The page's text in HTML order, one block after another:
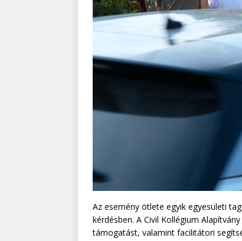
Az esemény ötlete egyik egyesületi
kérdésben. A Civil Kollégium
támogatást, valamint facilitátori